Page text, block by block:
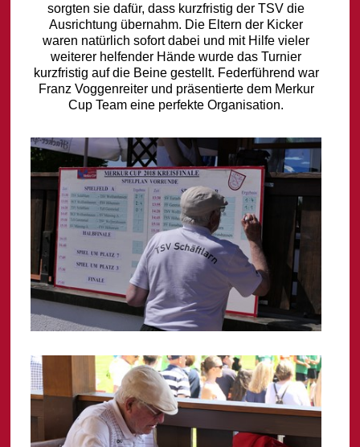
sorgten sie dafür, dass kurzfristig der TSV die
Ausrichtung übernahm. Die Eltern der Kicker
waren natürlich sofort dabei und mit Hilfe vieler
weiterer helfender Hände wurde das Turnier
kurzfristig auf die Beine gestellt. Federführend war
Franz Voggenreiter und präsentierte dem Merkur
Cup Team eine perfekte Organisation.